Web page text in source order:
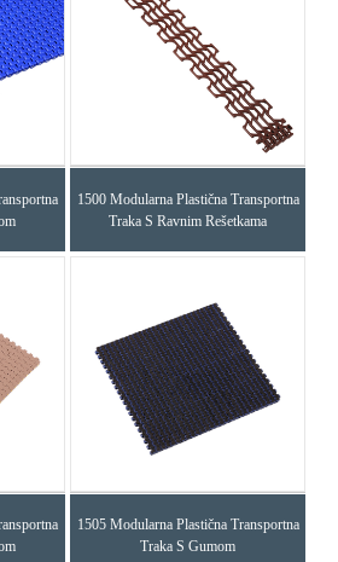
1500 Modularna Plastična Transportna
Traka S Ravnim Rešetkama
1505 Modularna Plastična Transportna
Traka S Gumom